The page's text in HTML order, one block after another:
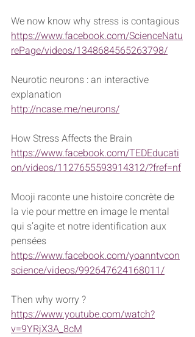
We now know why stress is contagious
https://www.facebook.com/ScienceNatu
rePage/videos/1348684565263798/
Neurotic neurons : an interactive
explanation
http://ncase.me/neurons/
How Stress Affects the Brain
https://www.facebook.com/TEDEducati
on/videos/1127655593914312/?fref=nf
Mooji raconte une histoire concrète de
la vie pour mettre en image le mental
qui s’agite et notre identification aux
pensées
https://www.facebook.com/yoanntvcon
science/videos/992647624168011/
Then why worry ?
https://www.youtube.com/watch?
v=9YRjX3A_8cM